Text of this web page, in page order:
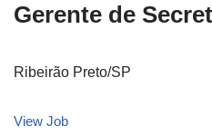
Gerente de
Ribeirão Preto/SP
View Job